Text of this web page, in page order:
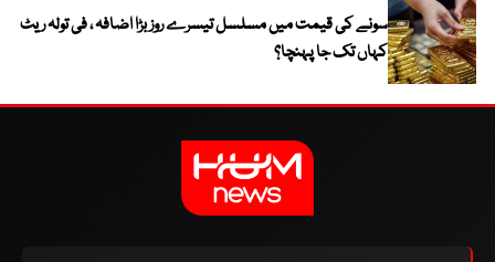
سونے کی قیمت میں مسلسل تیسرے روز بڑا اضافہ ، فی تولہ ریٹ
کہاں تک جا پہنچا؟